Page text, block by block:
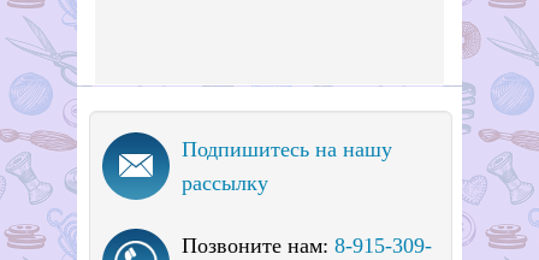
Подпишитесь на нашу
рассылку
Позвоните нам: 8-915-309-